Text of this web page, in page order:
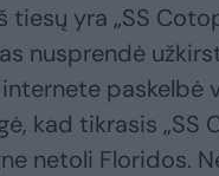
tiesų yra „SS
nusprendė
paskelbė
kad tikrasis „SS
netoli Floridos.